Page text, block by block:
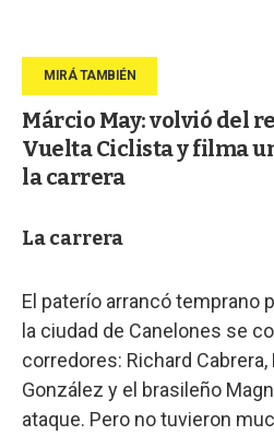
Márcio May: volvió del
Vuelta Ciclista y filma
la carrera
La carrera
El paterío arrancó temprano
la ciudad de Canelones se
corredores: Richard
González y el brasileño
ataque. Pero no tuvieron